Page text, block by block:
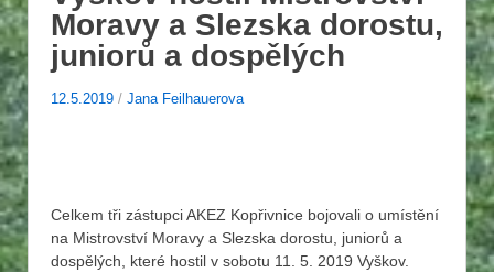
Moravy a Slezska dorostu,
juniorů a dospělých
12.5.2019 / Jana Feilhauerova
Celkem tři zástupci AKEZ Kopřivnice bojovali o umístění
na Mistrovství Moravy a Slezska dorostu, juniorů a
dospělých, které hostil v sobotu 11. 5. 2019 Vyškov.